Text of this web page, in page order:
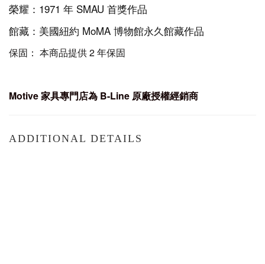
榮耀：1971 年 SMAU 首獎作品
館藏：美國紐約 MoMA 博物館永久館藏作品
保固： 本商品提供 2 年保固
Motive家具專門店為 B-Line 原廠授權經銷商
ADDITIONAL DETAILS